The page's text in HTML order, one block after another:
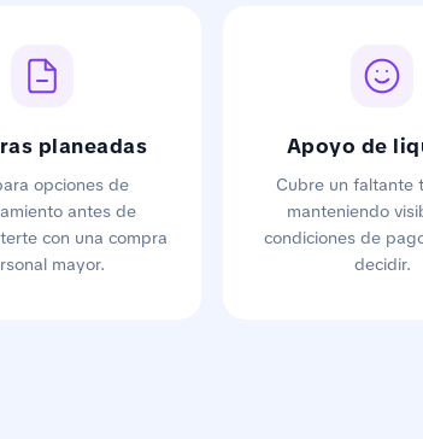
planeadas
opciones de
antes de
con una compra
mayor.
Apoyo de
Cubre un faltante
manteniendo
condiciones de
decidir.